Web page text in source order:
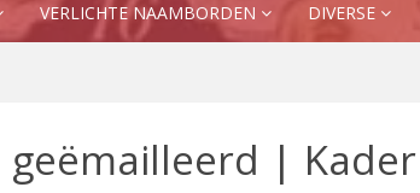
VERLICHTE NAAMBORDEN DIVERSE
|